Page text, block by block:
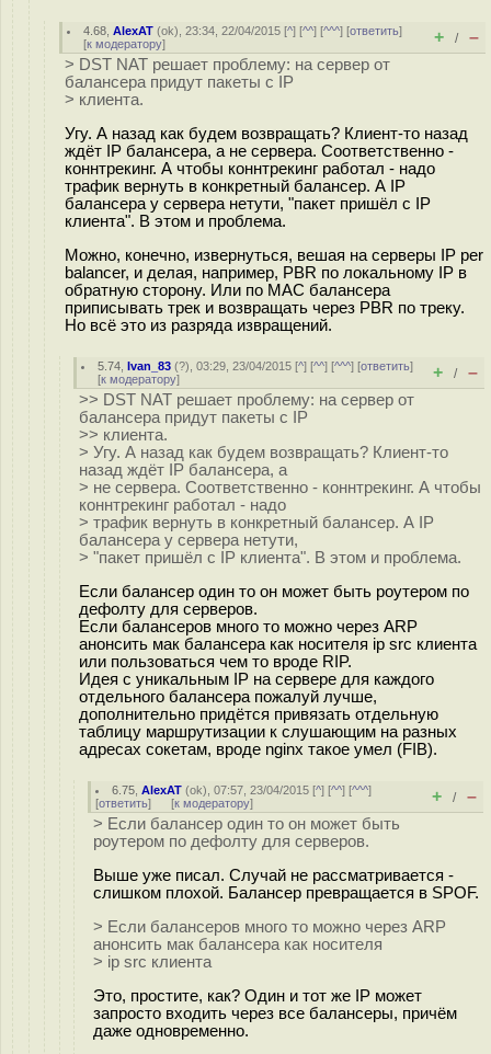
4.68 ,AlexAT (ok), 23:34, 22/04/2015 [^] [^^] [^^^] [ответить]
[к модератору] + / –
> DST NAT решает проблему: на сервер от
балансера придут пакеты с IP
> клиента.
Угу. А назад как будем возвращать? Клиент-то назад
ждёт IP балансера, а не сервера. Соответственно -
коннтрекинг. А чтобы коннтрекинг работал - надо
трафик вернуть в конкретный балансер. А IP
балансера у сервера нетути, "пакет пришёл с IP
клиента". В этом и проблема.
Можно, конечно, извернуться, вешая на серверы IP per
balancer, и делая, например, PBR по локальному IP в
обратную сторону. Или по MAC балансера
приписывать трек и возвращать через PBR по треку.
Но всё это из разряда извращений.
5.74 ,Ivan_83 (?), 03:29, 23/04/2015 [^] [^^] [^^^] [ответить]
[к модератору] + / –
>> DST NAT решает проблему: на сервер от
балансера придут пакеты с IP
>> клиента.
> Угу. А назад как будем возвращать? Клиент-то
назад ждёт IP балансера, а
> не сервера. Соответственно - коннтрекинг. А чтобы
коннтрекинг работал - надо
> трафик вернуть в конкретный балансер. А IP
балансера у сервера нетути,
> "пакет пришёл с IP клиента". В этом и проблема.
Если балансер один то он может быть роутером по
дефолту для серверов.
Если балансеров много то можно через ARP
анонсить мак балансера как носителя ip src клиента
или пользоваться чем то вроде RIP.
Идея с уникальным IP на сервере для каждого
отдельного балансера пожалуй лучше,
дополнительно придётся привязать отдельную
таблицу маршрутизации к слушающим на разных
адресах сокетам, вроде nginx такое умел (FIB).
6.75 ,AlexAT (ok), 07:57, 23/04/2015 [^] [^^] [^^^]
[ответить] [к модератору] + / –
> Если балансер один то он может быть
роутером по дефолту для серверов.
Выше уже писал. Случай не рассматривается -
слишком плохой. Балансер превращается в SPOF.
> Если балансеров много то можно через ARP
анонсить мак балансера как носителя
> ip src клиента
Это, простите, как? Один и тот же IP может
запросто входить через все балансеры, причём
даже одновременно.